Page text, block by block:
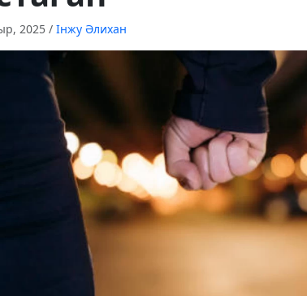
2025 / Інжу Әлихан